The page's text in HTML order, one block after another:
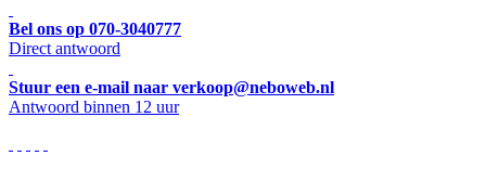
Bel ons op 070-3040777
Direct antwoord
Stuur een e-mail naar verkoop@neboweb.nl
Antwoord binnen 12 uur